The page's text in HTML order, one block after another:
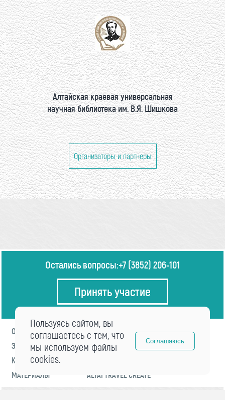
Алтайская краевая универсальная
научная библиотека им. В.Я. Шишкова
Организаторы и партнеры
Остались вопросы:+7 (3852) 206-101
Принять участие
О ФОРУМЕ
ПРОГРАММА
ЭКСПЕРТЫ
НОВОСТИ
КОНТАКТЫ
МАТЕРИАЛЫ
ALTAI TRAVEL CREATE
Пользуясь сайтом, вы
соглашаетесь с тем, что
мы используем файлы
cookies.
Соглашаюсь